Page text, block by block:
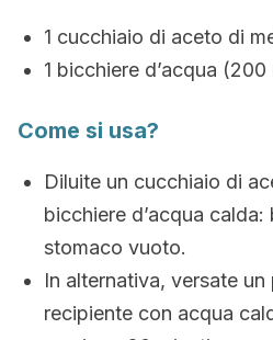
1 cucchiaio di aceto di
1 bicchiere d’acqua (200
Come si usa?
Diluite un cucchiaio di
bicchiere d’acqua calda:
stomaco vuoto.
In alternativa, versate un
recipiente con acqua